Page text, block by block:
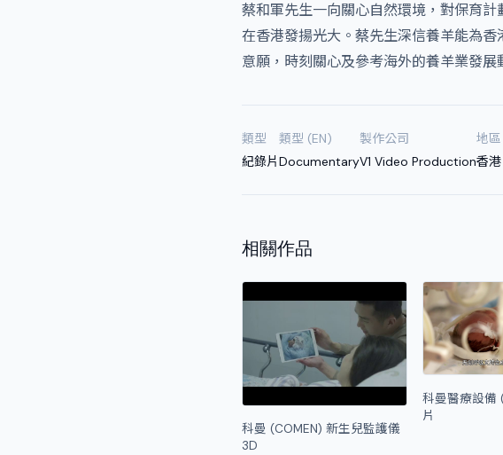
蔡和軍先生一向關心自然環境，對保育
在香港發揚光大。蔡先生深信養羊能為
意願，時刻關心及參考海外的養羊業發
類型
紀錄片
類型 (EN)
Documentary
製作公司
V1 Video Production
地區
香港
相關作品
科曼 (COMEN) 新生兒監護儀
3D
科曼醫療設備
片